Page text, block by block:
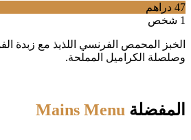
47 دراهم
1 شخص
الخبز المحمص الفرنسي اللذيذ مع زبدة
وصلصلة الكراميل المملحة.
المفضلة Mains Menu